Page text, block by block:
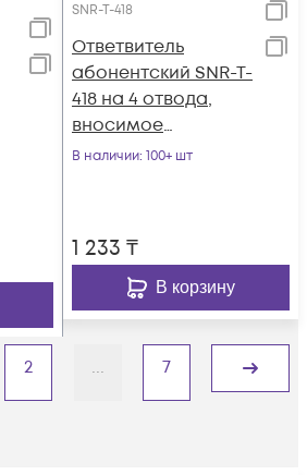
SNR-T-418
Ответвитель
абонентский SNR-T-
418 на 4 отвода,
вносимое
затухание IN-TAP
В наличии: 100+ шт
1 233 ₸
В корзину
2 ... 7
Дальше